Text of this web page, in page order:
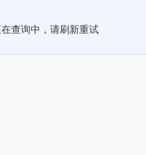
查询中，请刷新重试